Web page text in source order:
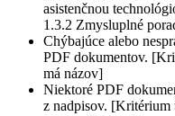
asistenčnou
1.3.2 Zmysluplné
Chýbajúce alebo
PDF dokumentov.
má názov]
Niektoré PDF
z nadpisov. [Kritérium